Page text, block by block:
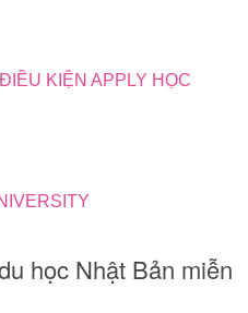
KIỆN APPLY HỌC
học Nhật Bản miễn